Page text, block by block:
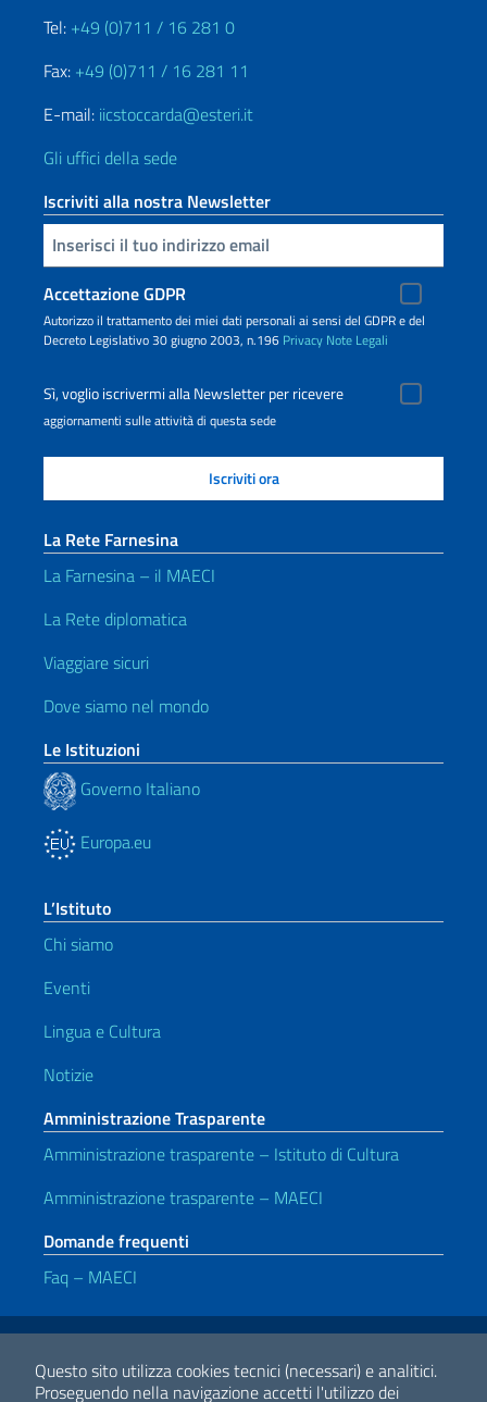
Questo sito utilizza cookies tecnici (necessari) e analitici.
Proseguendo nella navigazione accetti l'utilizzo dei
Tel: +49 (0)711 / 16 281 0
Fax: +49 (0)711 / 16 281 11
E-mail: iicstoccarda@esteri.it
Gli uffici della sede
Iscriviti alla nostra Newsletter
Inserisci la tua email
Accettazione GDPR
Autorizzo il trattamento dei miei dati personali ai sensi del GDPR e del
Decreto Legislativo 30 giugno 2003, n.196 Privacy Note Legali
Sì, voglio iscrivermi alla Newsletter per ricevere
aggiornamenti sulle attività di questa sede
La Rete Farnesina
La Farnesina – il MAECI
La Rete diplomatica
Viaggiare sicuri
Dove siamo nel mondo
Le Istituzioni
Governo Italiano
Europa.eu
L’Istituto
Chi siamo
Eventi
Lingua e Cultura
Notizie
Amministrazione Trasparente
Amministrazione trasparente – Istituto di Cultura
Amministrazione trasparente – MAECI
Domande frequenti
Faq – MAECI
Link Utili